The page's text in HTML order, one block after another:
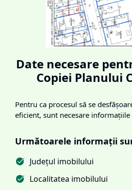
Date necesare
Copiei Planului
Pentru ca procesul să se
eficient, sunt necesare informațiile
Următoarele informații
Județul imobilului
Localitatea imobilului